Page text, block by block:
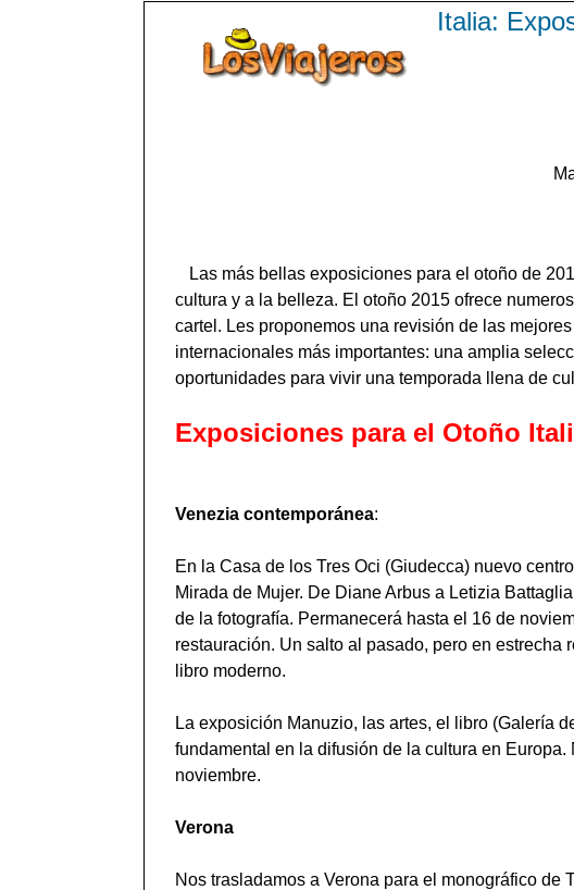
Italia:
Las más bellas exposiciones para el otoño de
cultura y a la belleza. El otoño 2015 ofrece
cartel. Les proponemos una revisión de las
internacionales más importantes: una amplia
oportunidades para vivir una temporada llena de
Exposiciones para el Otoño
Venezia contemporánea:
En la Casa de los Tres Oci (Giudecca) nuevo
Mirada de Mujer. De Diane Arbus a Letizia
de la fotografía. Permanecerá hasta el 16 de
restauración. Un salto al pasado, pero en estrecha
libro moderno.
La exposición Manuzio, las artes, el libro (Galería
fundamental en la difusión de la cultura en
noviembre.
Verona
Nos trasladamos a Verona para el monográfico de